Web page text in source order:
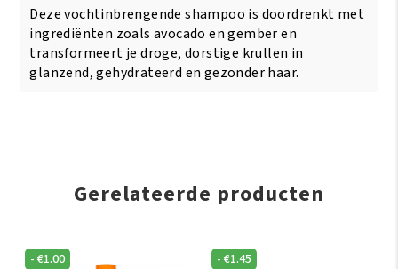
Breakage
Shampoo
12oz/355ml
aantal
Deze vochtinbrengende shampoo is doordrenkt met
ingrediënten zoals avocado en gember en
transformeert je droge, dorstige krullen in
glanzend, gehydrateerd en gezonder haar.
Gerelateerde producten
-€1.00 -€1.45